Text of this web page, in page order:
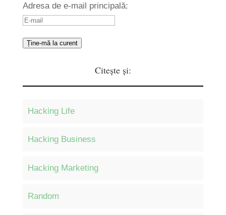
Adresa de e-mail principală:
Ține-mă la curent
Citește și:
Hacking Life
Hacking Business
Hacking Marketing
Random